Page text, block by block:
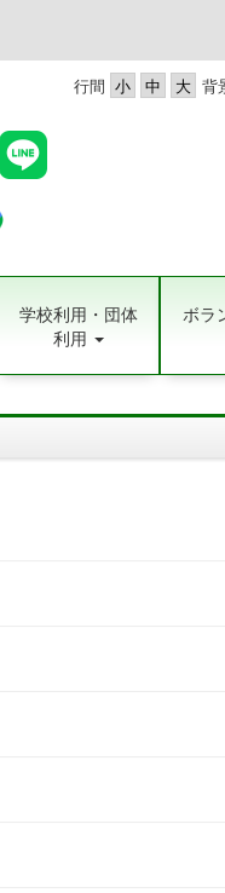
背
行間
学校利用・団体
利用
ボラ